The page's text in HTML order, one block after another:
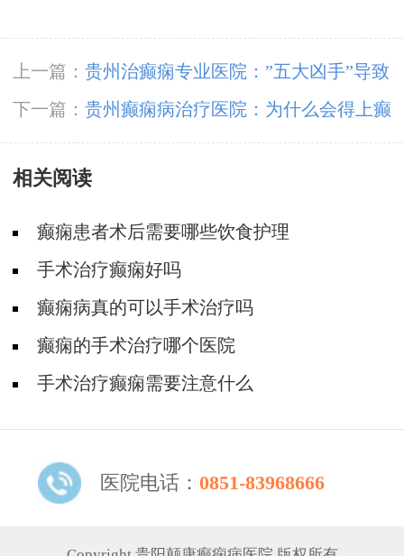
上一篇： 贵州治癫痫专业医院：”五大凶手”导致
额叶癫痫
下一篇： 贵州癫痫病治疗医院：为什么会得上癫
痫病？
相关阅读
癫痫患者术后需要哪些饮食护理
手术治疗癫痫好吗
癫痫病真的可以手术治疗吗
癫痫的手术治疗哪个医院
手术治疗癫痫需要注意什么
医院电话： 0851-83968666